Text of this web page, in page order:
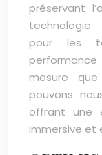
préservant
technologie
pour les
mesure
pouvons
offrant une
immersive et